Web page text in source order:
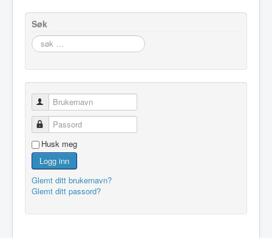
Søk
søk
…
Brukernavn
Passord
Husk meg
Logg inn
Glemt ditt brukernavn?
Glemt ditt passord?